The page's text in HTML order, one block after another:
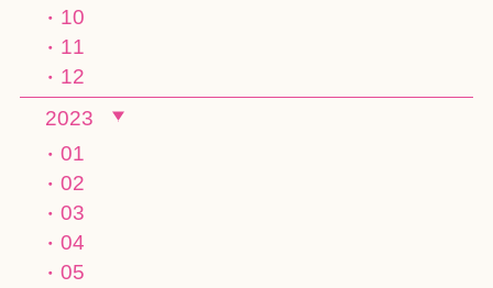
10
11
12
2023
01
02
03
04
05